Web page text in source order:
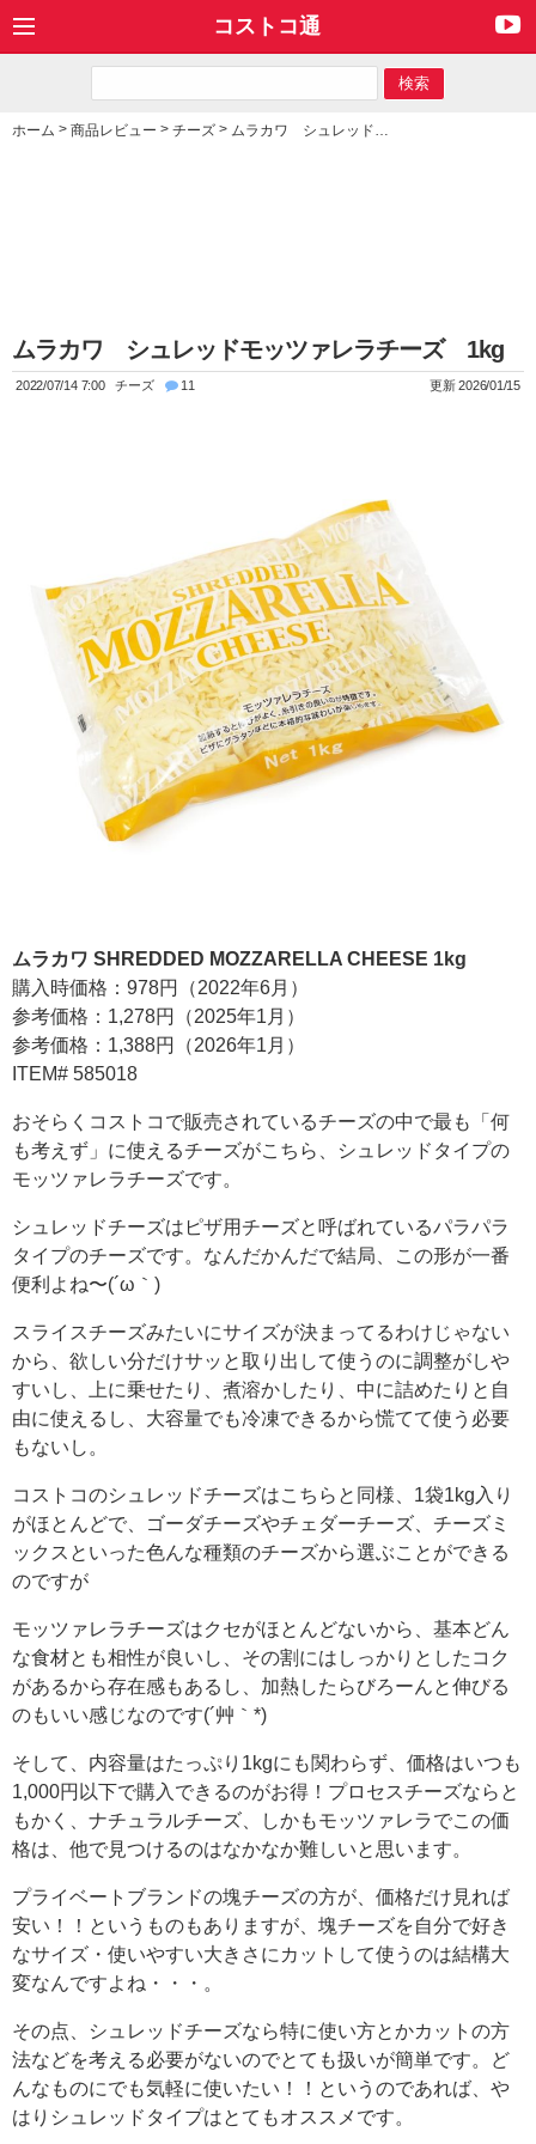
コストコ通
ホーム > 商品レビュー > チーズ > ムラカワ シュレッドモッツァレラチーズ 1kg
ムラカワ シュレッドモッツァレラチーズ 1kg
2022/07/14 7:00 チーズ 11 更新 2026/01/15
ムラカワ SHREDDED MOZZARELLA CHEESE 1kg
購入時価格：978円（2022年6月）
参考価格：1,278円（2025年1月）
参考価格：1,388円（2026年1月）
ITEM# 585018
おそらくコストコで販売されているチーズの中で最も「何
も考えず」に使えるチーズがこちら、シュレッドタイプの
モッツァレラチーズです。
シュレッドチーズはピザ用チーズと呼ばれているパラパラ
タイプのチーズです。なんだかんだで結局、この形が一番
便利よね〜(´ω｀)
スライスチーズみたいにサイズが決まってるわけじゃない
から、欲しい分だけサッと取り出して使うのに調整がしや
すいし、上に乗せたり、煮溶かしたり、中に詰めたりと自
由に使えるし、大容量でも冷凍できるから慌てて使う必要
もないし。
コストコのシュレッドチーズはこちらと同様、1袋1kg入り
がほとんどで、ゴーダチーズやチェダーチーズ、チーズミ
ックスといった色んな種類のチーズから選ぶことができる
のですが
モッツァレラチーズはクセがほとんどないから、基本どん
な食材とも相性が良いし、その割にはしっかりとしたコク
があるから存在感もあるし、加熱したらびろーんと伸びる
のもいい感じなのです(´艸｀*)
そして、内容量はたっぷり1kgにも関わらず、価格はいつも
1,000円以下で購入できるのがお得！プロセスチーズならと
もかく、ナチュラルチーズ、しかもモッツァレラでこの価
格は、他で見つけるのはなかなか難しいと思います。
プライベートブランドの塊チーズの方が、価格だけ見れば
安い！！というものもありますが、塊チーズを自分で好き
なサイズ・使いやすい大きさにカットして使うのは結構大
変なんですよね・・・。
その点、シュレッドチーズなら特に使い方とかカットの方
法などを考える必要がないのでとても扱いが簡単です。ど
んなものにでも気軽に使いたい！！というのであれば、や
はりシュレッドタイプはとてもオススメです。